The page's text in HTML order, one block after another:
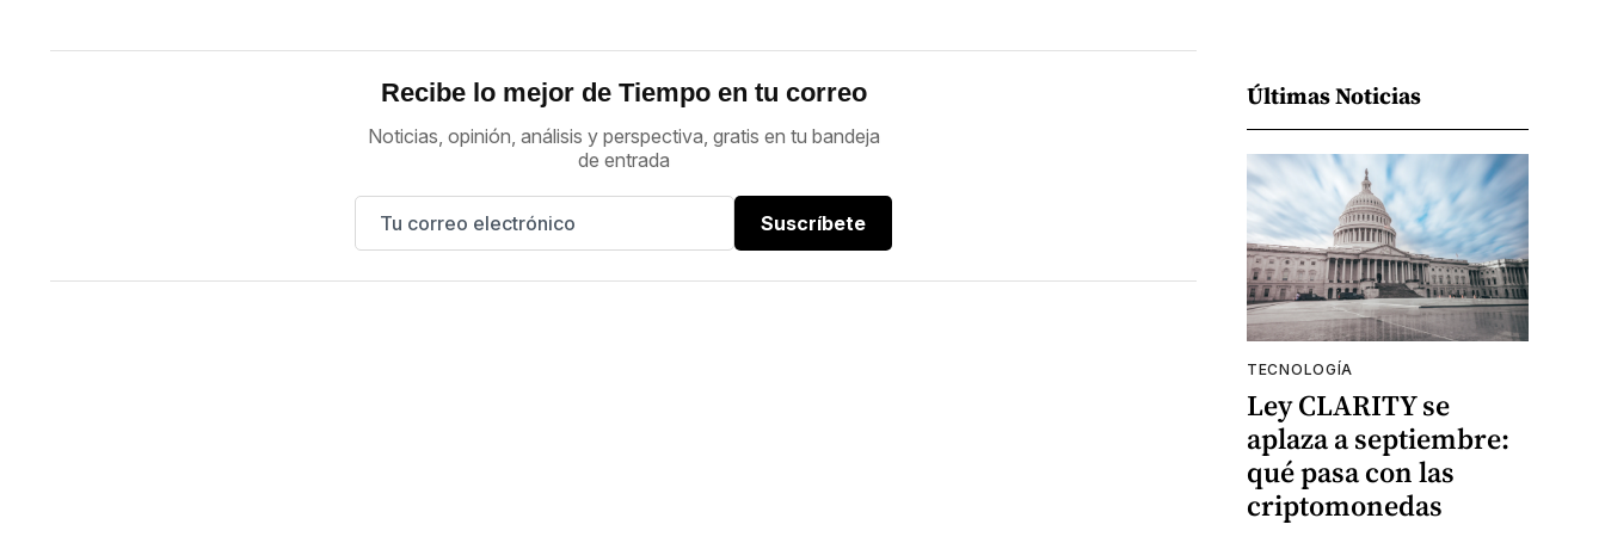
Recibe lo mejor de Tiempo en tu correo
Noticias, opinión, análisis y perspectiva, gratis en tu bandeja
de entrada
Suscríbete
Últimas Noticias
TECNOLOGÍA
Ley CLARITY se
aplaza a septiembre:
qué pasa con las
criptomonedas